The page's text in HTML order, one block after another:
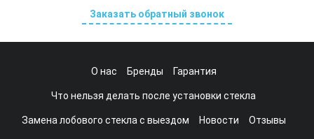
Заказать обратный звонок
О нас Бренды Гарантия
Что нельзя делать после установки стекла
Замена лобового стекла с выездом Новости Отзывы